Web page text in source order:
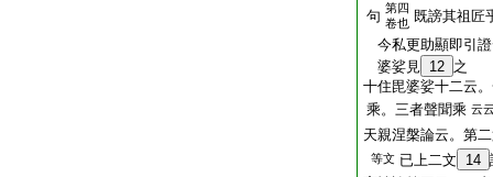
句 第四
卷也 既謗其祖匠
今私更助顯即引
婆娑見 12 之
十住毘婆娑十二云
乘。三者聲聞乘 云
天親涅槃論云。第
等文 已上二文 14